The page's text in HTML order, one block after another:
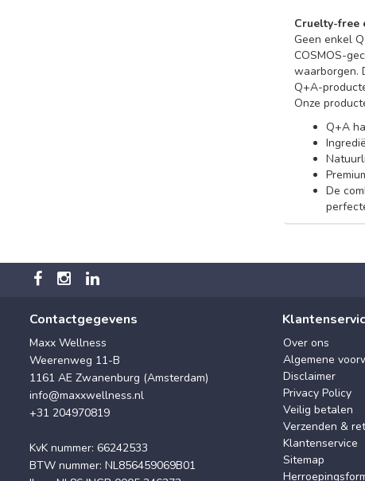
Cruelty-free
Geen enkel
COSMOS-
waarborgen.
Q+A-
Onze
Q+A
De
Contactgegevens
Maxx Wellness
Weerenweg 11-B
1161 AE Zwanenburg (Amsterdam)
info@maxxwellness.nl
+31 204970819
KvK nummer: 66242533
BTW nummer: NL856459069B01
Over ons
Algemene
Disclaimer
Privacy Policy
Veilig betalen
Verzenden &
Klantenservice
Sitemap